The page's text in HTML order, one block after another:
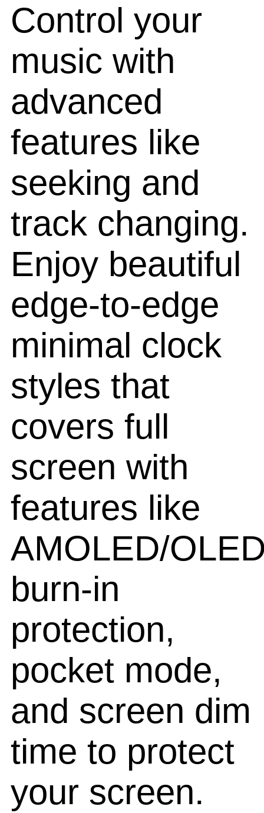
Control your
music with
advanced
features like
seeking and
track changing.
Enjoy beautiful
edge-to-edge
minimal clock
styles that
covers full
screen with
features like
AMOLED/
burn-in
protection,
pocket mode,
and screen dim
time to protect
your screen.